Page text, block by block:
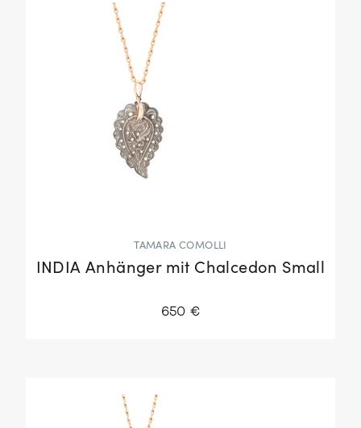
TAMARA COMOLLI
INDIA Anhänger mit Chalcedon Small
650 €